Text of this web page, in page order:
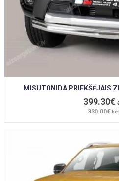
MISUTONIDA PRIEKŠĒJAIS
399.30€
330.00€